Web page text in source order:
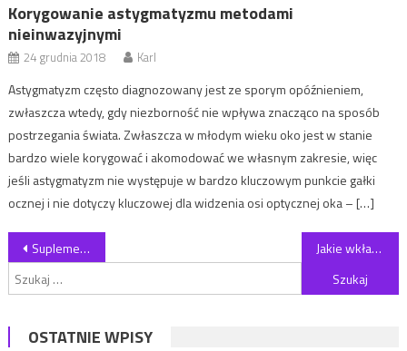
Korygowanie astygmatyzmu metodami
nieinwazyjnymi
24 grudnia 2018 Karl
Astygmatyzm często diagnozowany jest ze sporym opóźnieniem,
zwłaszcza wtedy, gdy niezborność nie wpływa znacząco na sposób
postrzegania świata. Zwłaszcza w młodym wieku oko jest w stanie
bardzo wiele korygować i akomodować we własnym zakresie, więc
jeśli astygmatyzm nie występuje w bardzo kluczowym punkcie gałki
ocznej i nie dotyczy kluczowej dla widzenia osi optycznej oka – […]
Nawigacja wpisu
Suplementy diety Jakie wkładki stosuje się przy płaskostopiu poprzecznym?
Szukaj:
OSTATNIE WPISY